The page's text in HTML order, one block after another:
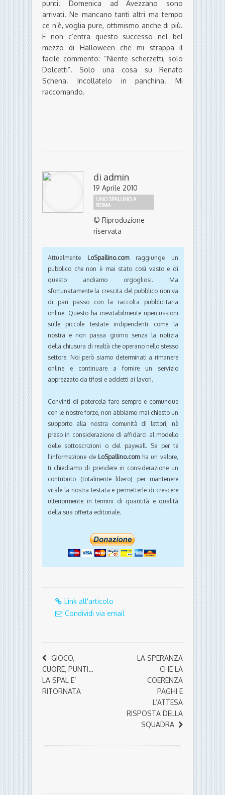
punti. Domenica ad Avezzano sono
arrivati. Ne mancano tanti altri ma tempo
ce n’è, voglia pure, ottimismo anche di più.
E non c’entra questo successo nel bel
mezzo di Halloween che mi strappa il
facile commento: “Niente scherzetti, solo
Dolcetti”. Solo una cosa su Renato
Schena. Incollatelo in panchina. Mi
raccomando.
di admin
19 Aprile 2010
UNO SPALLINO A
ROMA
© Riproduzione
riservata
Attualmente LoSpallino.comraggiunge un
pubblico che non è mai stato così vasto e di
questo andiamo orgogliosi. Ma
sfortunatamente la crescita del pubblico non va
di pari passo con la raccolta pubblicitaria
online. Questo ha inevitabilmente ripercussioni
sulle piccole testate indipendenti come la
nostra e non passa giorno senza la notizia
della chiusura di realtà che operano nello stesso
settore. Noi però siamo determinati a rimanere
online e continuare a fornire un servizio
apprezzato da tifosi e addetti ai lavori.
Convinti di potercela fare sempre e comunque
con le nostre forze, non abbiamo mai chiesto un
supporto alla nostra comunità di lettori, nè
preso in considerazione di affidarci al modello
delle sottoscrizioni o del paywall. Se per te
l'informazione de LoSpallino.comha un valore,
ti chiediamo di prendere in considerazione un
contributo (totalmente libero) per mantenere
vitale la nostra testata e permetterle di crescere
ulteriormente in termini di quantità e qualità
della sua offerta editoriale.
Link all'articolo
Condividi via email
GIOCO,
CUORE, PUNTI…
LA SPAL E’
RITORNATA
LA SPERANZA
CHE LA
COERENZA
PAGHI E
L’ATTESA
RISPOSTA DELLA
SQUADRA